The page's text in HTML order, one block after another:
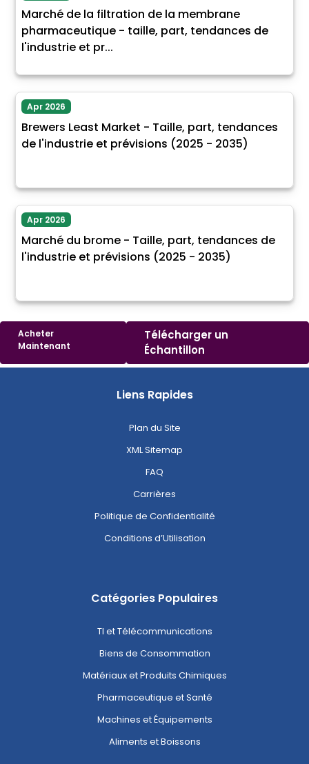
Marché de la filtration de la membrane
pharmaceutique - taille, part, tendances de
l'industrie et pr...
Apr 2026
Brewers Least Market - Taille, part, tendances
de l'industrie et prévisions (2025 - 2035)
Apr 2026
Marché du brome - Taille, part, tendances de
l'industrie et prévisions (2025 - 2035)
Acheter
Maintenant
Télécharger un
Échantillon
Liens Rapides
Plan du Site
XML Sitemap
FAQ
Carrières
Politique de Confidentialité
Conditions d’Utilisation
Catégories Populaires
TI et Télécommunications
Biens de Consommation
Matériaux et Produits Chimiques
Pharmaceutique et Santé
Machines et Équipements
Aliments et Boissons